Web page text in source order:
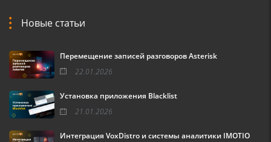
Новые статьи
Перемещение записей разговоров Asterisk
22.01.2026
Установка приложения Blacklist
21.01.2026
Интеграция VoxDistro и системы аналитики IMOTIO